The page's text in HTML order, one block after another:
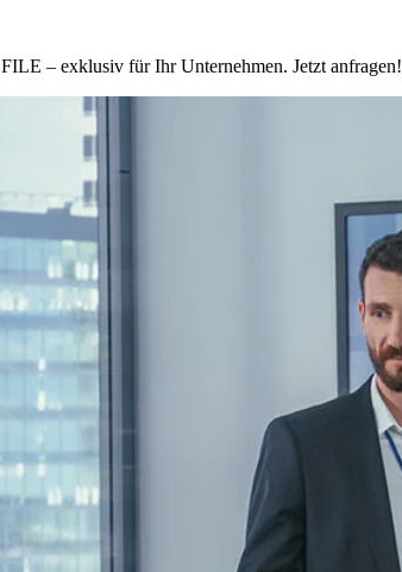
– exklusiv für Ihr Unternehmen. Jetzt anfragen!